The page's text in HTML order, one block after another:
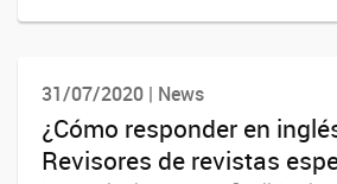
31/07/2020 | News
¿Cómo responder en
Revisores de revistas